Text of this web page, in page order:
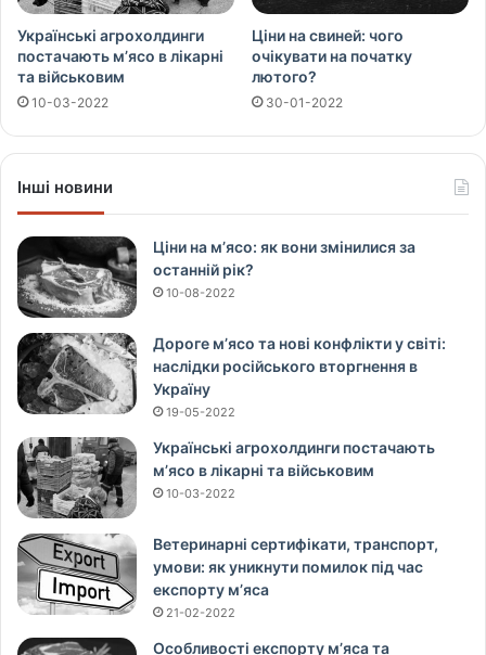
Українські агрохолдинги
постачають м’ясо в лікарні
та військовим
10-03-2022
Ціни на свиней: чого
очікувати на початку
лютого?
30-01-2022
Інші новини
Ціни на м’ясо: як вони змінилися за
останній рік?
10-08-2022
Дороге м’ясо та нові конфлікти у світі:
наслідки російського вторгнення в
Україну
19-05-2022
Українські агрохолдинги постачають
м’ясо в лікарні та військовим
10-03-2022
Ветеринарні сертифікати, транспорт,
умови: як уникнути помилок під час
експорту м’яса
21-02-2022
Особливості експорту м’яса та